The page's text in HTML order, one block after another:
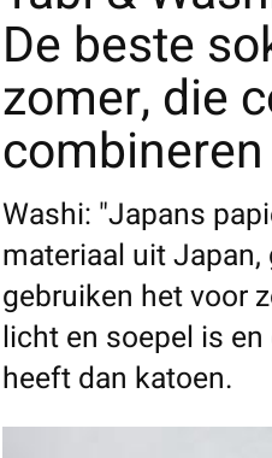
De beste
zomer, die
combineren
Washi: "Japans
materiaal uit
gebruiken het voor
licht en soepel is
heeft dan katoen.